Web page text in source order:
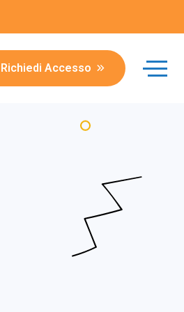
Richiedi Accesso